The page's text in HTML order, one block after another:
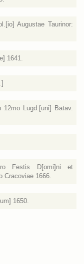
Augustae Taurinor:
1641.
12mo Lugd.[uni] Batav.
Festis D[omi]ni et
Cracoviae 1666.
1650.